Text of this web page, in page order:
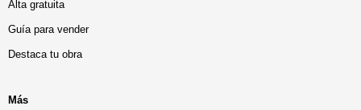
Alta gratuita
Guía para vender
Destaca tu obra
Más